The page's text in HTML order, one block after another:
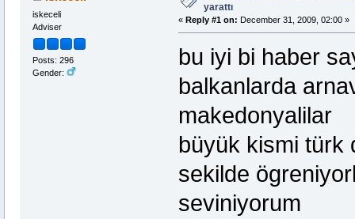
iskeceli
Adviser
Posts: 296
Gender:
yarattı
« Reply #1 on: December 31, 2009, 02:00 »
bu iyi bi haber
balkanlarda
makedonyalilar
büyük kismi türk
sekilde
seviniyorum